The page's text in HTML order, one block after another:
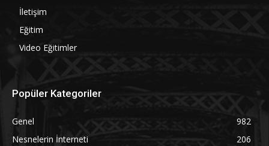
İletişim
Eğitim
Video Eğitimler
Popüler Kategoriler
Genel
982
Nesnelerin İnterneti
206